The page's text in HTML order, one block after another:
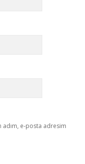
adım, e-posta adresim